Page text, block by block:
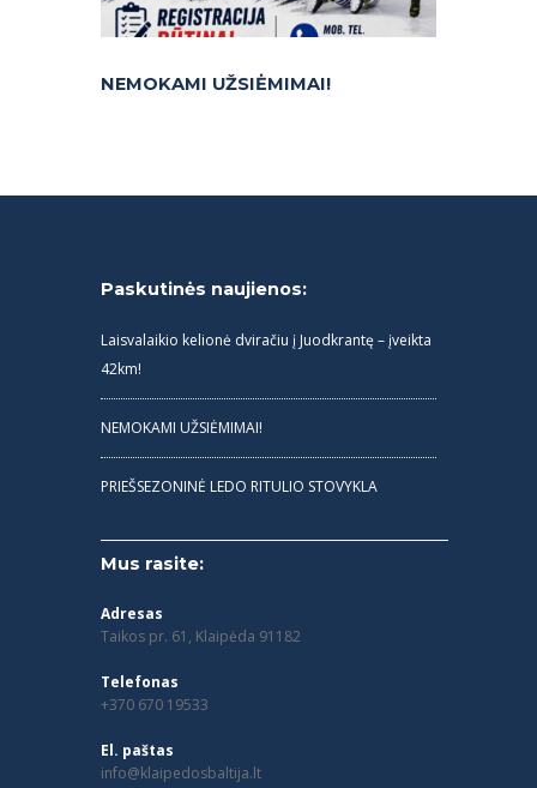
NEMOKAMI UŽSIĖMIMAI!
Paskutinės naujienos:
Laisvalaikio kelionė dviračiu į Juodkrantę – įveikta
42km!
NEMOKAMI UŽSIĖMIMAI!
PRIEŠSEZONINĖ LEDO RITULIO STOVYKLA
Mus rasite:
Adresas
Taikos pr. 61, Klaipėda 91182
Telefonas
+370 670 19533
El. paštas
info@klaipedosbaltija.lt